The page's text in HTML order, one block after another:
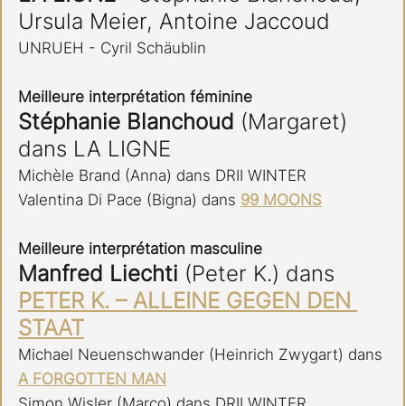
Ursula Meier, Antoine Jaccoud
UNRUEH - Cyril Schäublin
Meilleure interprétation féminine
Stéphanie Blanchoud (Margaret)
dans LA LIGNE
Michèle Brand (Anna) dans DRII WINTER
Valentina Di Pace (Bigna) dans 99 MOONS
Meilleure interprétation masculine
Manfred Liechti (Peter K.) dans
PETER K. – ALLEINE GEGEN DEN
STAAT
Michael Neuenschwander (Heinrich Zwygart) dans
A FORGOTTEN MAN